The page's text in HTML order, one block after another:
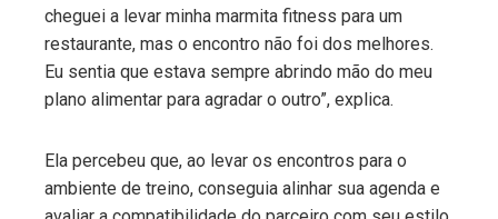
cheguei a levar minha marmita fitness para um
restaurante, mas o encontro não foi dos melhores.
Eu sentia que estava sempre abrindo mão do meu
plano alimentar para agradar o outro”, explica.
Ela percebeu que, ao levar os encontros para o
ambiente de treino, conseguia alinhar sua agenda e